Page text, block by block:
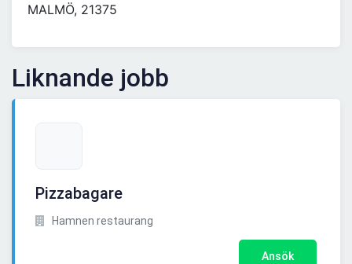
MALMÖ, 21375
Liknande jobb
Pizzabagare
Hamnen restaurang
Ansök